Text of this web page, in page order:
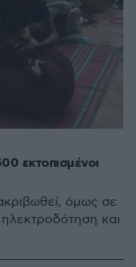
εκτοπισμένοι
όμως σε
και